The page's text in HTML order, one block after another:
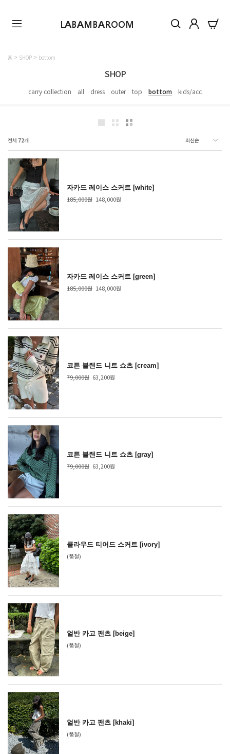
LABAMBAROOM
홈 SHOP bottom
SHOP
carry collection all dress outer top bottom kids/acc
전체 72개
자카드 레이스 스커트 [white]
185,000원 148,000원
자카드 레이스 스커트 [green]
185,000원 148,000원
코튼 블랜드 니트 쇼츠 [cream]
79,000원 63,200원
코튼 블랜드 니트 쇼츠 [gray]
79,000원 63,200원
클라우드 티어드 스커트 [ivory]
(품절)
얼반 카고 팬츠 [beige]
(품절)
얼반 카고 팬츠 [khaki]
(품절)